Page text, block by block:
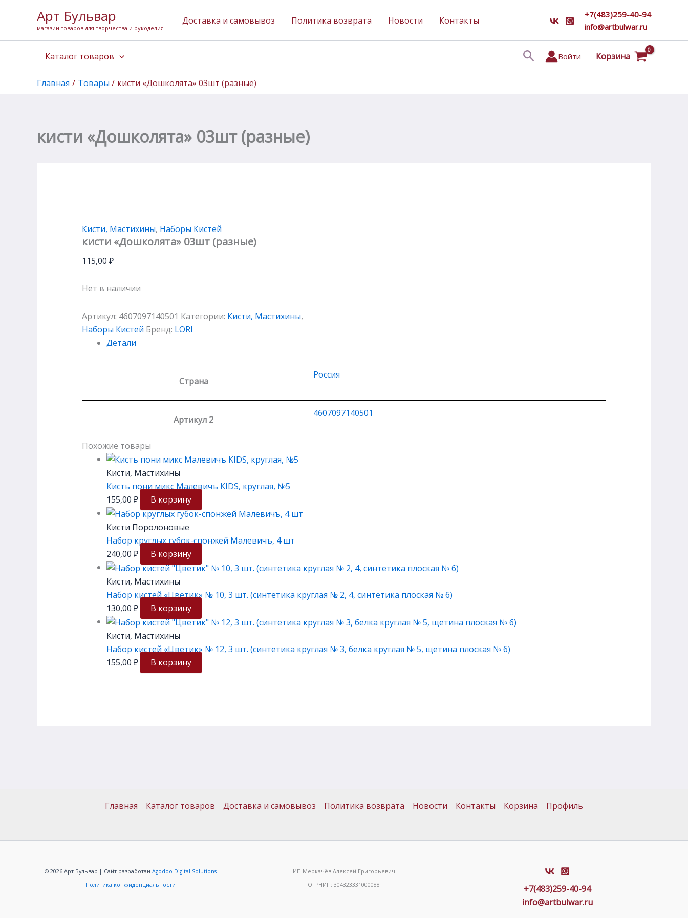
содержимому
Арт Бульвар
магазин товаров для творчества и рукоделия
Доставка и самовывоз Политика возврата Новости Контакты
+7(483)259-40-94
info@artbulwar.ru
Каталог товаров ПоискВойти Корзина
Главная Товары кисти «Дошколята» 03шт (разные)
кисти «Дошколята» 03шт (разные)
Кисти, Мастихины, Наборы Кистей
кисти «Дошколята» 03шт (разные)
115,00 ₽
Нет в наличии
Артикул: 4607097140501 Категории: Кисти, Мастихины,
Наборы Кистей Бренд: LORI
Детали
Страна
Россия
Артикул 2
4607097140501
Похожие товары
Кисти, Мастихины
Кисть пони микс Малевичъ KIDS, круглая, №5
155,00 ₽ В корзину
Кисти Поролоновые
Набор круглых губок-спонжей Малевичъ, 4 шт
240,00 ₽ В корзину
Кисти, Мастихины
Набор кистей «Цветик» № 10, 3 шт. (синтетика круглая № 2, 4, синтетика плоская № 6)
130,00 ₽ В корзину
Кисти, Мастихины
Набор кистей «Цветик» № 12, 3 шт. (синтетика круглая № 3, белка круглая № 5, щетина плоская № 6)
155,00 ₽ В корзину
Главная Каталог товаров Доставка и самовывоз Политика возврата Новости Контакты Корзина Профиль
© 2026 Арт Бульвар | Сайт разработанAgodoo Digital Solutions
Политика конфиденциальности
ИП Меркачёв Алексей Григорьевич
ОГРНИП: 304323331000088
+7(483)259-40-94
info@artbulwar.ru